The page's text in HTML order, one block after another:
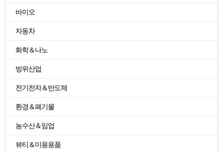
바이오
자동차
화학＆나노
방위산업
전기전자＆반도체
환경＆폐기물
농수산＆임업
뷰티＆미용용품